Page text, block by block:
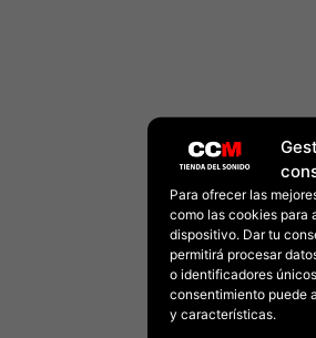
Para ofrecer las
como las cookies para
dispositivo. Dar tu
permitirá procesar
o identificadores
consentimiento puede
y características.